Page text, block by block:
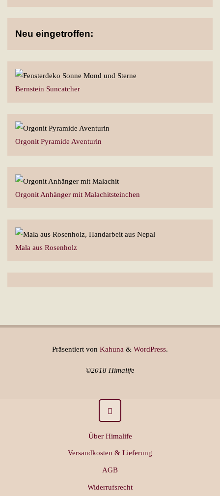
Neu eingetroffen:
Bernstein Suncatcher
Orgonit Pyramide Aventurin
Orgonit Anhänger mit Malachitsteinchen
Mala aus Rosenholz
Präsentiert von Kahuna & WordPress.
©2018 Himalife
Über Himalife
Versandkosten & Lieferung
AGB
Widerrufsrecht